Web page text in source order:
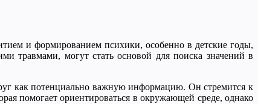
и формированием психики, особенно в детские годы,
травмами, могут стать основой для поиска значений в
как потенциально важную информацию. Он стремится к
помогает ориентироваться в окружающей среде, однако